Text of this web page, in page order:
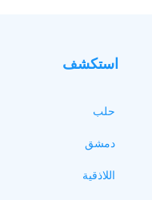
استكشف
حلب
دمشق
اللاذقية